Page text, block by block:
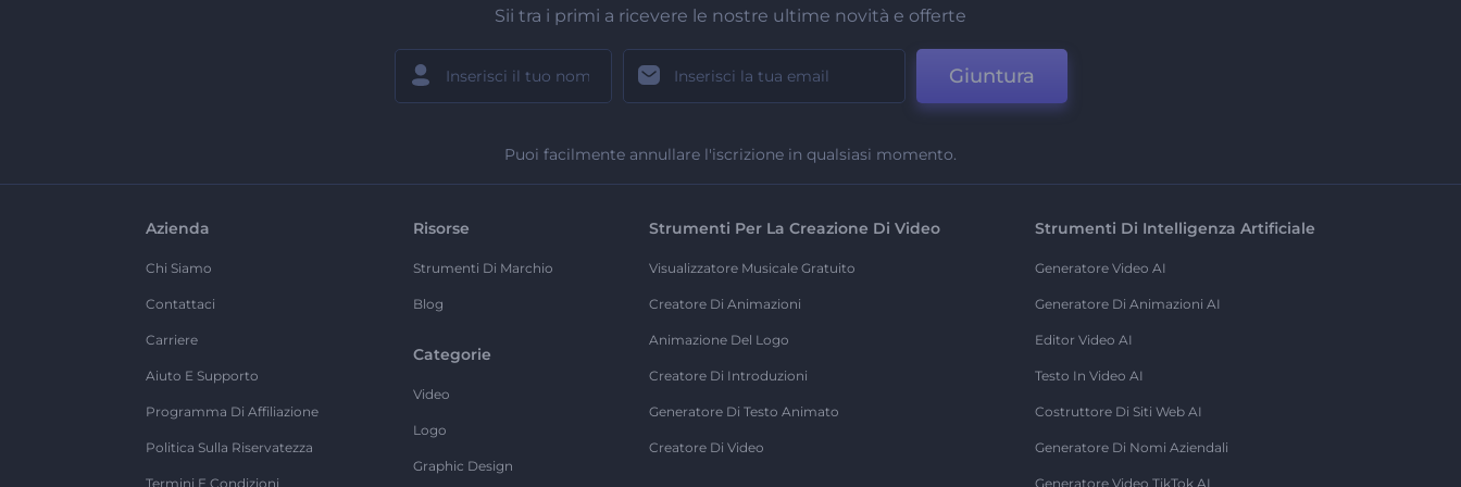
Sii tra i primi a ricevere le nostre ultime novità e offerte
Giuntura
Puoi facilmente annullare l'iscrizione in qualsiasi momento.
Azienda
Chi Siamo
Contattaci
Carriere
Aiuto E Supporto
Programma Di Affiliazione
Politica Sulla Riservatezza
Termini E Condizioni
Risorse
Strumenti Di Marchio
Blog
Categorie
Video
Logo
Graphic Design
Strumenti Per La Creazione Di Video
Visualizzatore Musicale Gratuito
Creatore Di Animazioni
Animazione Del Logo
Creatore Di Introduzioni
Generatore Di Testo Animato
Creatore Di Video
Strumenti Di Intelligenza Artificiale
Generatore Video AI
Generatore Di Animazioni AI
Editor Video AI
Testo In Video AI
Costruttore Di Siti Web AI
Generatore Di Nomi Aziendali
Generatore Video TikTok AI